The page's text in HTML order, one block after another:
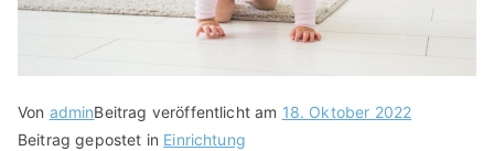
Von adminBeitrag veröffentlicht am 18. Oktober 2022
Beitrag gepostet in Einrichtung